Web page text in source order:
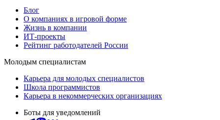
Блог
О компаниях в игровой форме
Жизнь в компании
ИТ-проекты
Рейтинг работодателей России
Молодым специалистам
Карьера для молодых специалистов
Школа программистов
Карьера в некоммерческих организациях
Боты для уведомлений